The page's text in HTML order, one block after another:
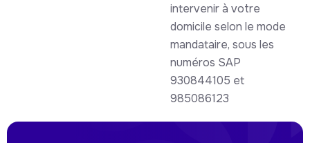
intervenir à votre
domicile selon le mode
mandataire, sous les
numéros SAP
930844105 et
985086123